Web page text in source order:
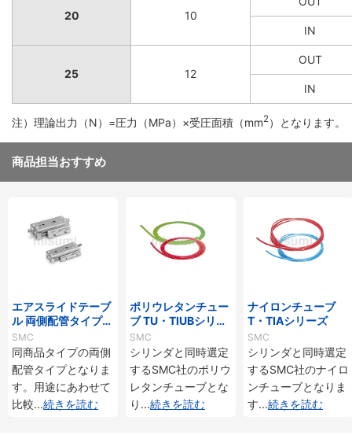
20 10
IN
25 12
OUT
IN
注）理論出力（N）=圧力（MPa）×受圧面積（mm2 ）となります。
商品担当おすすめ
エアスライドテーブ
ル 両側配管タイプ/
MXQ□Aシリーズ
SMC
同商品タイプの両側
配管タイプとなりま
す。用途にあわせて
比較...続きを読む
ポリウレタンチュー
ブ TU・TIUBシリー
ズ
SMC
シリンダと同時選定
するSMC社のポリウ
レタンチューブとな
り ...続きを読む
ナイロンチューブ
T・TIAシリーズ
SMC
シリンダと同時選定
するSMC社のナイロ
ンチューブとなりま
す...続きを読む